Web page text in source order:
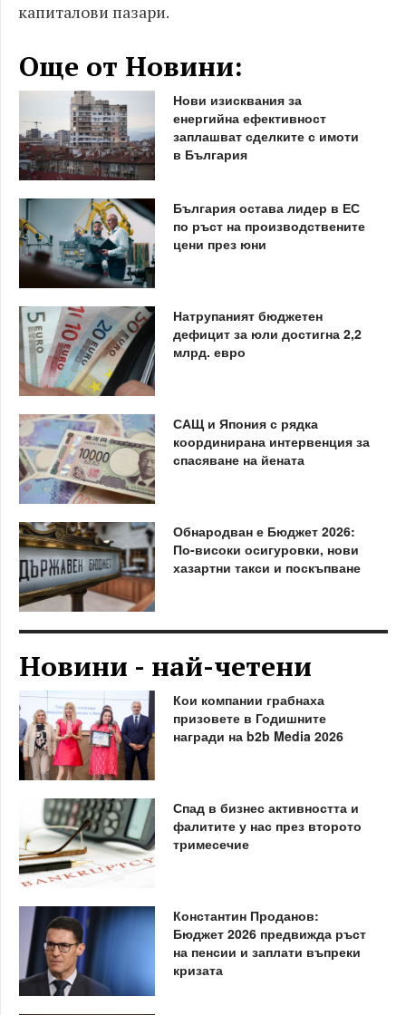
капиталови пазари.
Още от Новини:
Нови изисквания за
енергийна ефективност
заплашват сделките с имоти
в България
България остава лидер в ЕС
по ръст на производствените
цени през юни
Натрупаният бюджетен
дефицит за юли достигна 2,2
млрд. евро
САЩ и Япония с рядка
координирана интервенция за
спасяване на йената
Обнародван е Бюджет 2026:
По-високи осигуровки, нови
хазартни такси и поскъпване
Новини - най-четени
Кои компании грабнаха
призовете в Годишните
награди на b2b Media 2026
Спад в бизнес активността и
фалитите у нас през второто
тримесечие
Константин Проданов:
Бюджет 2026 предвижда ръст
на пенсии и заплати въпреки
кризата